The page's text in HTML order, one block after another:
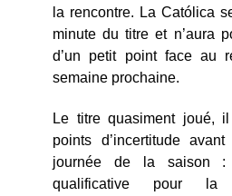
la rencontre. La Católica
minute du titre et n’aura
d’un petit point face au
semaine prochaine.
Le titre quasiment joué,
points d’incertitude
journée de la saison :
qualificative pour la